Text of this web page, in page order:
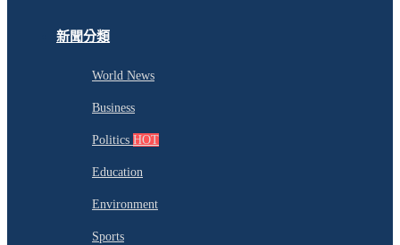
新聞分類
World News
Business
Politics HOT
Education
Environment
Sports